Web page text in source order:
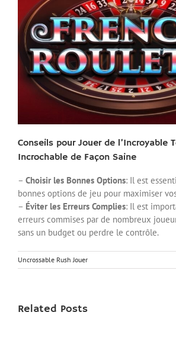
Conseils pour Jouer de l’Incroyable
Incrochable de Façon Saine
– Choisir les Bonnes Options: Il est
bonnes options de jeu pour maximiser
– Éviter les Erreurs Complies: Il est
erreurs commises par de nombreux
sans un budget ou perdre le contrôle.
Uncrossable Rush Jouer
Related Posts